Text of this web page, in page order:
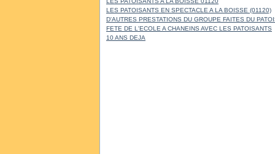
LES PATOISANTS EN SPECTACLE A LA BOISSE (01120)
D'AUTRES PRESTATIONS DU GROUPE FAITES DU
FETE DE L'ECOLE A CHANEINS AVEC LES PATOISANTS
10 ANS DEJA